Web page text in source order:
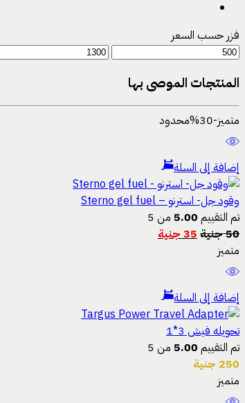
فزر حسب السعر
المنتجات الموصى بها
متميز-30% محدود
إضافة إلى السلة
وقود جل- استرنو – Sterno gel fuel
تم التقييم 5.00 من 5
50جنية35جنية
متميز
إضافة إلى السلة
تحويله فيش 3*1
تم التقييم 5.00 من 5
250 جنية
متميز